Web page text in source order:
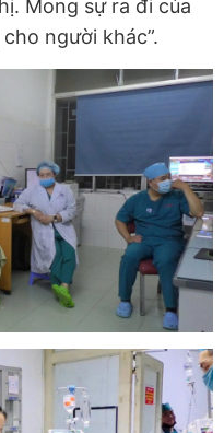
Mong sự ra đi của
người khác”.